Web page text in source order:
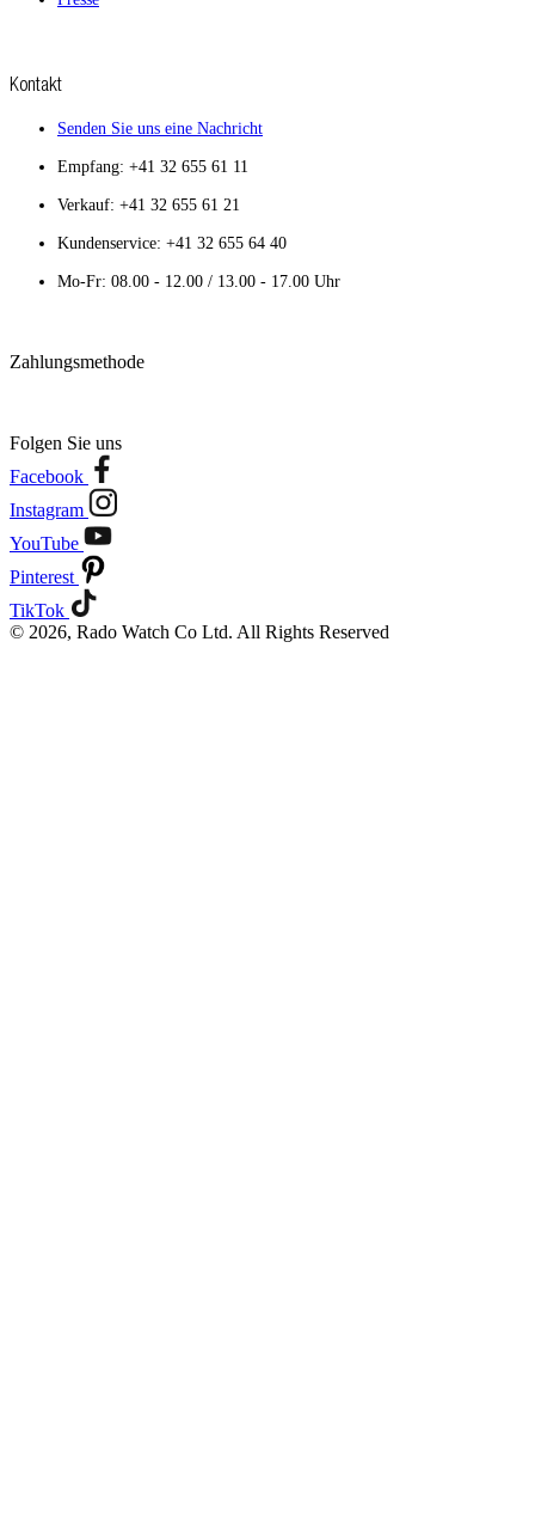
Kontakt
Senden Sie uns eine Nachricht
Empfang: +41 32 655 61 11
Verkauf: +41 32 655 61 21
Kundenservice: +41 32 655 64 40
Mo-Fr: 08.00 - 12.00 / 13.00 - 17.00 Uhr
Zahlungsmethode
Folgen Sie uns
Facebook
Instagram
YouTube
Pinterest
TikTok
© 2026, Rado Watch Co Ltd. All Rights Reserved